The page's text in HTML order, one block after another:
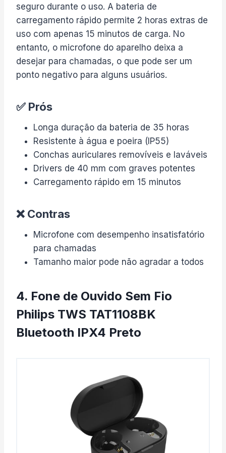
seguro durante o uso. A bateria de
carregamento rápido permite 2 horas extras de
uso com apenas 15 minutos de carga. No
entanto, o microfone do aparelho deixa a
desejar para chamadas, o que pode ser um
ponto negativo para alguns usuários.
✅ Prós
Longa duração da bateria de 35 horas
Resistente à água e poeira (IP55)
Conchas auriculares removíveis e laváveis
Drivers de 40 mm com graves potentes
Carregamento rápido em 15 minutos
❌ Contras
Microfone com desempenho insatisfatório
para chamadas
Tamanho maior pode não agradar a todos
4. Fone de Ouvido Sem Fio
Philips TWS TAT1108BK
Bluetooth IPX4 Preto